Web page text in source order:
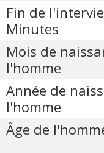
Fin de
Minutes
Mois de
l'homme
Année de
l'homme
Âge de